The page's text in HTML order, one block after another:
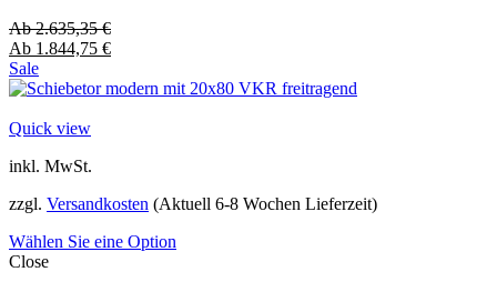
Ab2.635,35€
Ab 1.844,75 €
Sale
Quick view
inkl. MwSt.
zzgl. Versandkosten (Aktuell 6-8 Wochen Lieferzeit)
Wählen Sie eine Option
Close